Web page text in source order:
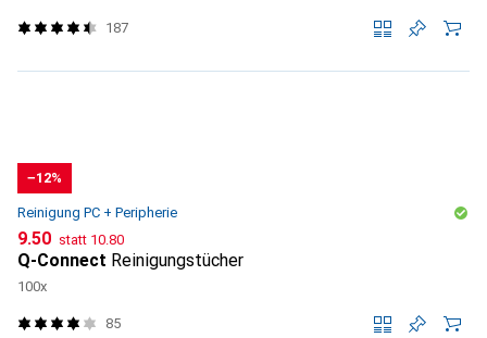
187
−12%
Reinigung PC + Peripherie
CHF
9.50 statt CHF
10.80
Q-Connect Reinigungstücher
100x
85